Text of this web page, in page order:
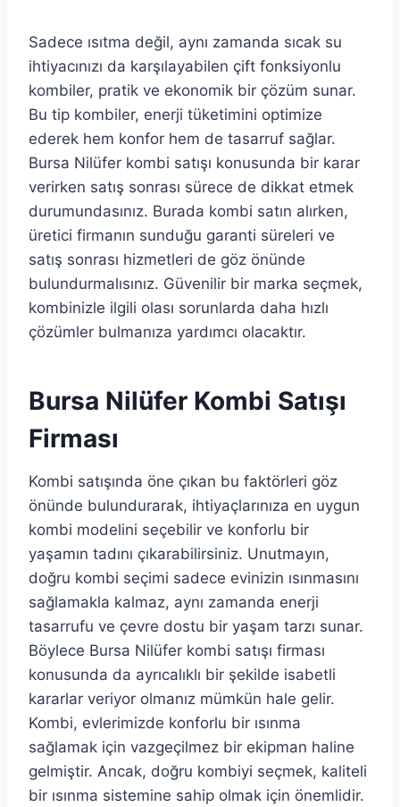
Sadece ısıtma değil, aynı zamanda sıcak su
ihtiyacınızı da karşılayabilen çift fonksiyonlu
kombiler, pratik ve ekonomik bir çözüm sunar.
Bu tip kombiler, enerji tüketimini optimize
ederek hem konfor hem de tasarruf sağlar.
Bursa Nilüfer kombi satışı konusunda bir karar
verirken satış sonrası sürece de dikkat etmek
durumundasınız. Burada kombi satın alırken,
üretici firmanın sunduğu garanti süreleri ve
satış sonrası hizmetleri de göz önünde
bulundurmalısınız. Güvenilir bir marka seçmek,
kombinizle ilgili olası sorunlarda daha hızlı
çözümler bulmanıza yardımcı olacaktır.
Bursa Nilüfer Kombi Satışı
Firması
Kombi satışında öne çıkan bu faktörleri göz
önünde bulundurarak, ihtiyaçlarınıza en uygun
kombi modelini seçebilir ve konforlu bir
yaşamın tadını çıkarabilirsiniz. Unutmayın,
doğru kombi seçimi sadece evinizin ısınmasını
sağlamakla kalmaz, aynı zamanda enerji
tasarrufu ve çevre dostu bir yaşam tarzı sunar.
Böylece Bursa Nilüfer kombi satışı firması
konusunda da ayrıcalıklı bir şekilde isabetli
kararlar veriyor olmanız mümkün hale gelir.
Kombi, evlerimizde konforlu bir ısınma
sağlamak için vazgeçilmez bir ekipman haline
gelmiştir. Ancak, doğru kombiyi seçmek, kaliteli
bir ısınma sistemine sahip olmak için önemlidir.